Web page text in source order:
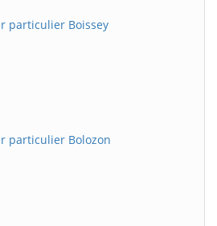
particulier Boissey
particulier Bolozon